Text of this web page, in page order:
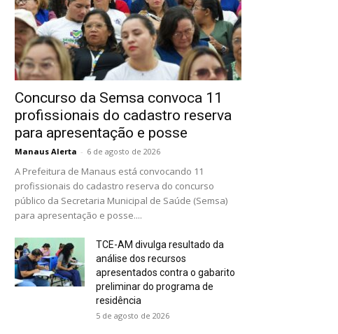
Concurso da Semsa convoca 11
profissionais do cadastro reserva
para apresentação e posse
Manaus Alerta - 6 de agosto de 2026
A Prefeitura de Manaus está convocando 11
profissionais do cadastro reserva do concurso
público da Secretaria Municipal de Saúde (Semsa)
para apresentação e posse....
TCE-AM divulga resultado da
análise dos recursos
apresentados contra o gabarito
preliminar do programa de
residência
5 de agosto de 2026